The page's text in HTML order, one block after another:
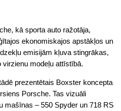
kā sporta auto ražotāja,
ekonomiskajos apstākļos un
emisijām kļuva stingrākas,
modeļu attīstībā.
prezentētais Boxster koncepta
Porsche. Tas vizuāli
mašīnas – 550 Spyder un 718 RS